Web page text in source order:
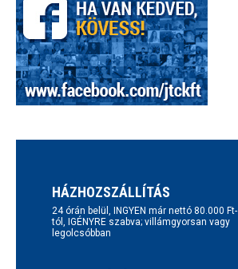
HÁZHOZSZÁLLÍTÁS
24 órán belül, INGYEN már nettó 80.000 Ft-
tól, IGÉNYRE szabva; villámgyorsan vagy
legolcsóbban